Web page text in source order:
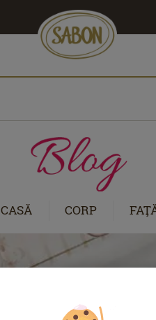
CASĂ CORP